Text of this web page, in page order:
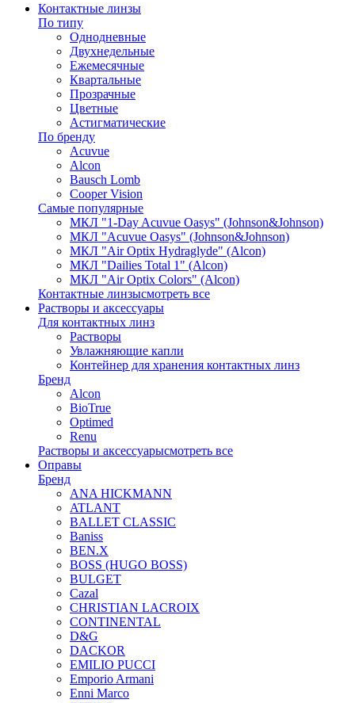
Контактные линзы
По типу
Однодневные
Двухнедельные
Ежемесячные
Квартальные
Прозрачные
Цветные
Астигматические
По бренду
Acuvue
Alcon
Bausch Lomb
Cooper Vision
Самые популярные
МКЛ "1-Day Acuvue Oasys" (Johnson&Johnson)
МКЛ "Acuvue Oasys" (Johnson&Johnson)
МКЛ "Air Optix Hydraglyde" (Alcon)
МКЛ "Dailies Total 1" (Alcon)
МКЛ "Air Optix Colors" (Alcon)
Контактные линзысмотреть все
Растворы и аксессуары
Для контактных линз
Растворы
Увлажняющие капли
Контейнер для хранения контактных линз
Бренд
Alcon
BioTrue
Optimed
Renu
Растворы и аксессуарысмотреть все
Оправы
Бренд
ANA HICKMANN
ATLANT
BALLET CLASSIC
Baniss
BEN.X
BOSS (HUGO BOSS)
BULGET
Cazal
CHRISTIAN LACROIX
CONTINENTAL
D&G
DACKOR
EMILIO PUCCI
Emporio Armani
Enni Marco